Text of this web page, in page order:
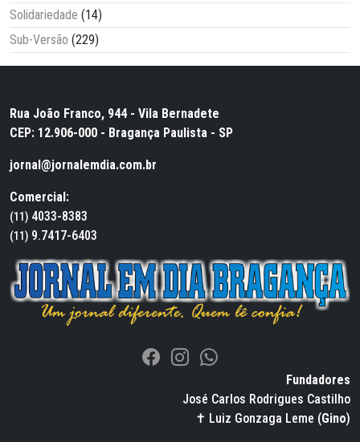
Solidariedade (14)
Sub-Versão (229)
Rua João Franco, 944 - Vila Bernadete
CEP: 12.906-000 - Bragança Paulista - SP
jornal@jornalemdia.com.br
Comercial:
(11) 4033-8383
(11) 9.7417-6403
Fundadores
José Carlos Rodrigues Castilho
✝ Luiz Gonzaga Leme (Gino)